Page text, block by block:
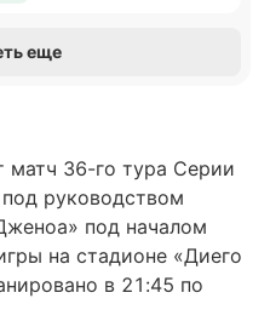
еще
матч 36-го тура Серии
руководством
под началом
на стадионе «Диего
в 21:45 по